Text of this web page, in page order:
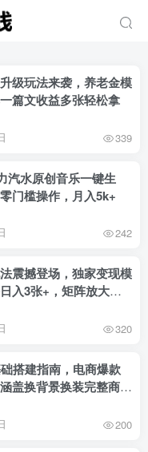
级玩法来袭，养老金模
篇文收益多张轻松拿
339
汽水原创音乐一键生
门槛操作，月入5k+
242
震撼登场，独家变现模
入3张+，矩阵放大收
320
搭建指南，电商爆款
盖换背景换装完整商业
200